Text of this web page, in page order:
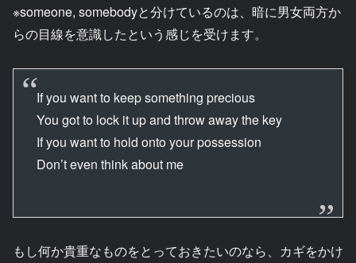
※someone, somebodyと分けているのは、暗に男女両方か
らの目線を意識したという感じを受けます。
If you want to keep something precious
You got to lock it up and throw away the key
If you want to hold onto your possession
Don’t even think about me
もし何か貴重なものをとっておきたいのなら、カギをかけ